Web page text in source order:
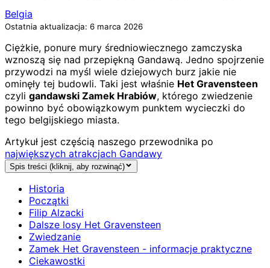
Belgia
Ostatnia aktualizacja: 6 marca 2026
Ciężkie, ponure mury średniowiecznego zamczyska
wznoszą się nad przepiękną Gandawą. Jedno spojrzenie
przywodzi na myśl wiele dziejowych burz jakie nie
ominęły tej budowli. Taki jest właśnie Het Gravensteen
czyli gandawski Zamek Hrabiów, którego zwiedzenie
powinno być obowiązkowym punktem wycieczki do
tego belgijskiego miasta.
Artykuł jest częścią naszego przewodnika po
największych atrakcjach Gandawy
Spis treści (kliknij, aby rozwinąć)
Historia
Początki
Filip Alzacki
Dalsze losy Het Gravensteen
Zwiedzanie
Zamek Het Gravensteen - informacje praktyczne
Ciekawostki